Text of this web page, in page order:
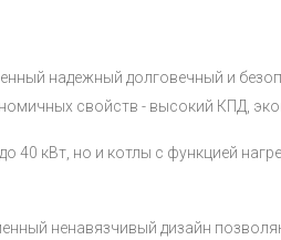
надежный долговечный и
свойств - высокий КПД,
кВт, но и котлы с функцией
ненавязчивый дизайн